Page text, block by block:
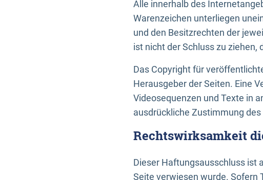
Alle innerhalb des
Warenzeichen unterliegen
und den Besitzrechten der
ist nicht der Schluss zu
Das Copyright für
Herausgeber der Seiten. Eine
Videosequenzen und Texte in
ausdrückliche Zustimmung
Rechtswirksamkeit
Dieser Haftungsausschluss ist
Seite verwiesen wurde. Sofern